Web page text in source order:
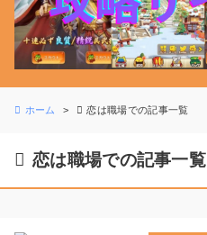
ホーム 恋は職場での記事一覧
恋は職場での記事一覧